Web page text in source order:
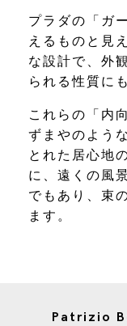
プラダの「ガ
えるものと見
な設計で、外
られる性質に
これらの「内
ずまやのよう
とれた居心地
に、遠くの風
でもあり、束
ます。
Patrizio